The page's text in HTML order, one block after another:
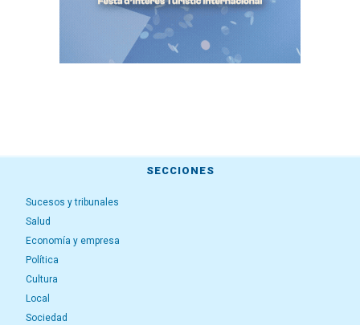
SECCIONES
Sucesos y tribunales
Salud
Economía y empresa
Política
Cultura
Local
Sociedad